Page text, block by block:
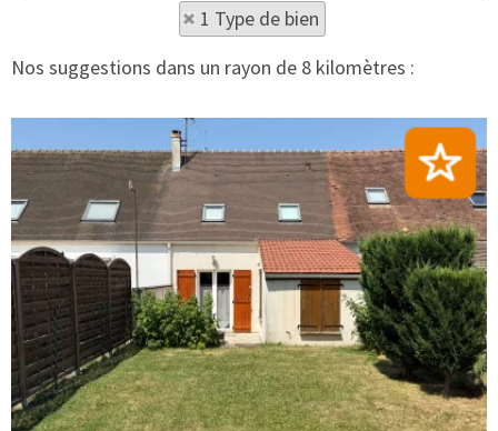
1 Type de bien
Nos suggestions dans un rayon de 8 kilomètres :